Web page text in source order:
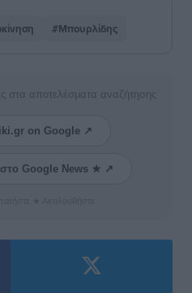
#Μπουρλίδης
στα αποτελέσματα αναζήτησης
on Google ↗
Google News ★ ↗